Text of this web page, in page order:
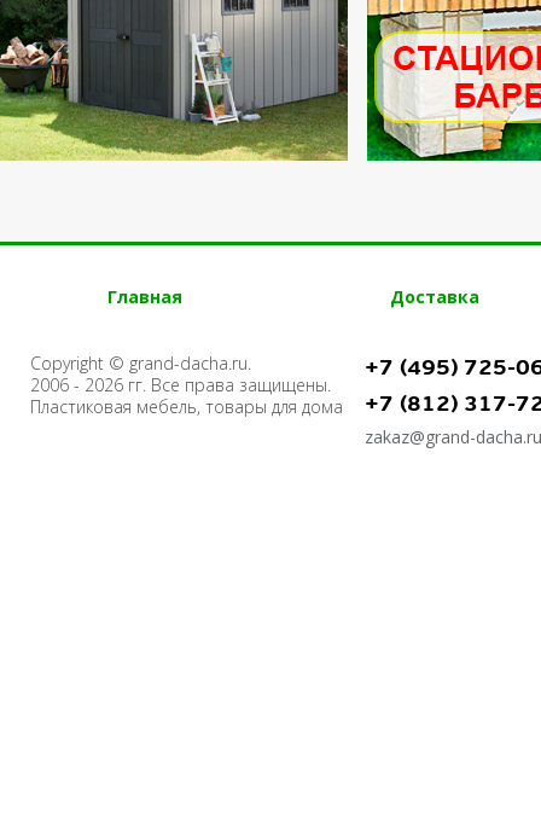
Главная Доставка
Copyright © grand-dacha.ru.
2006 - 2026 гг. Все права защищены.
Пластиковая мебель, товары для дома
+7 (495) 725-
+7 (812) 317-
zakaz@grand-dacha.ru